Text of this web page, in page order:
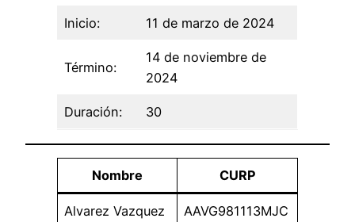
Inicio: 11 de marzo de 2024
Término:
14 de noviembre de
2024
Duración: 30
Nombre CURP
Alvarez Vazquez
AAVG981113MJC